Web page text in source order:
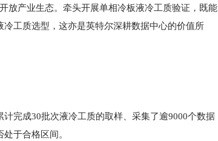
放产业生态。牵头开展单相冷板液冷工质验证，既能
工质选型，这亦是英特尔深耕数据中心的价值所
完成30批次液冷工质的取样、采集了逾9000个数据
于合格区间。